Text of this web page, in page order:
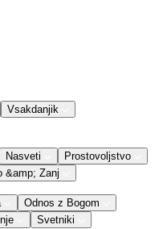
Vsakdanjik
Nasveti
Prostovoljstvo
&amp; Zanj
Odnos z Bogom
Svetniki